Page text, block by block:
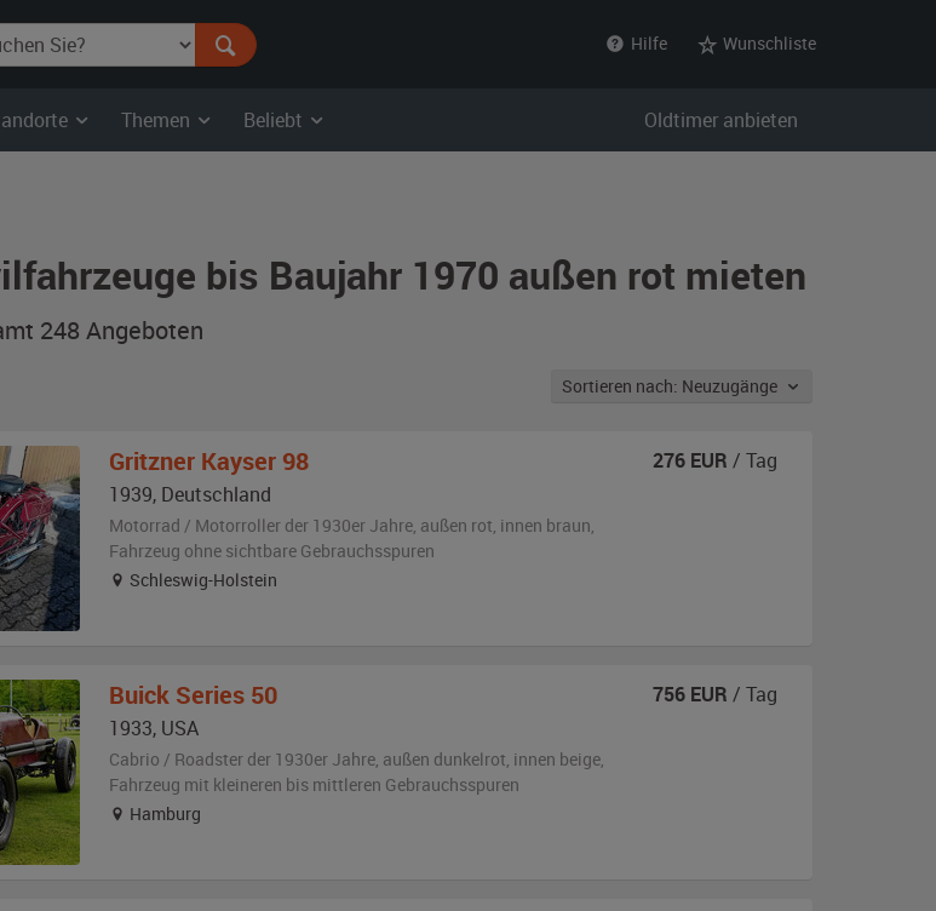
Hilfe Wunschliste
Themen Beliebt Oldtimer anbieten
bis Baujahr 1970 außen rot mieten
248 Angeboten
Sortieren nach: Neuzugänge
Gritzner Kayser 98
1939, Deutschland
Motorrad / Motorroller der 1930er Jahre, außen rot, innen braun,
Fahrzeug ohne sichtbare Gebrauchsspuren
Schleswig-Holstein
276 EUR / Tag
Buick Series 50
1933, USA
Cabrio / Roadster der 1930er Jahre, außen dunkelrot, innen beige,
Fahrzeug mit kleineren bis mittleren Gebrauchsspuren
Hamburg
756 EUR / Tag